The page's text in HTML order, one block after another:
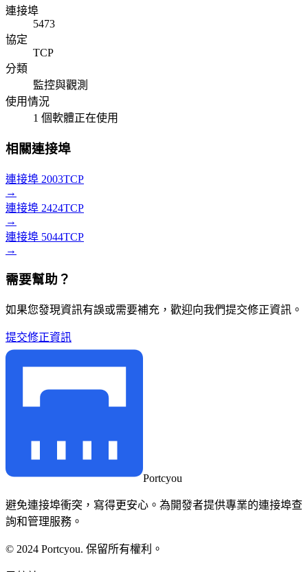
連接埠
5473
協定
TCP
分類
監控與觀測
使用情況
1 個軟體正在使用
相關連接埠
連接埠 2003TCP
→
連接埠 2424TCP
→
連接埠 5044TCP
→
需要幫助？
如果您發現資訊有誤或需要補充，歡迎向我們提交修正資訊。
提交修正資訊
Portcyou
避免連接埠衝突，寫得更安心。為開發者提供專業的連接埠查
詢和管理服務。
© 2024 Portcyou. 保留所有權利。